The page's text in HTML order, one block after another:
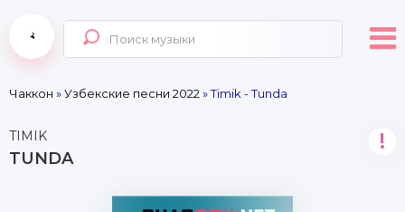
Чаккон »Узбекские песни 2022 » Timik - Tunda
TIMIK
TUNDA
!